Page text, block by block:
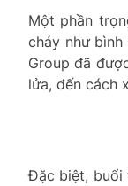
Một phần
cháy như
Group đã
lửa, đến cách
Đặc biệt, buổi